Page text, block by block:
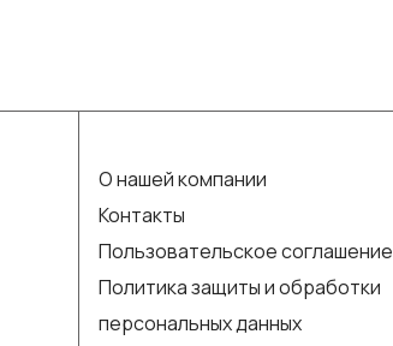
О нашей компании
Контакты
Пользовательское соглашение
Политика защиты и обработки
персональных данных